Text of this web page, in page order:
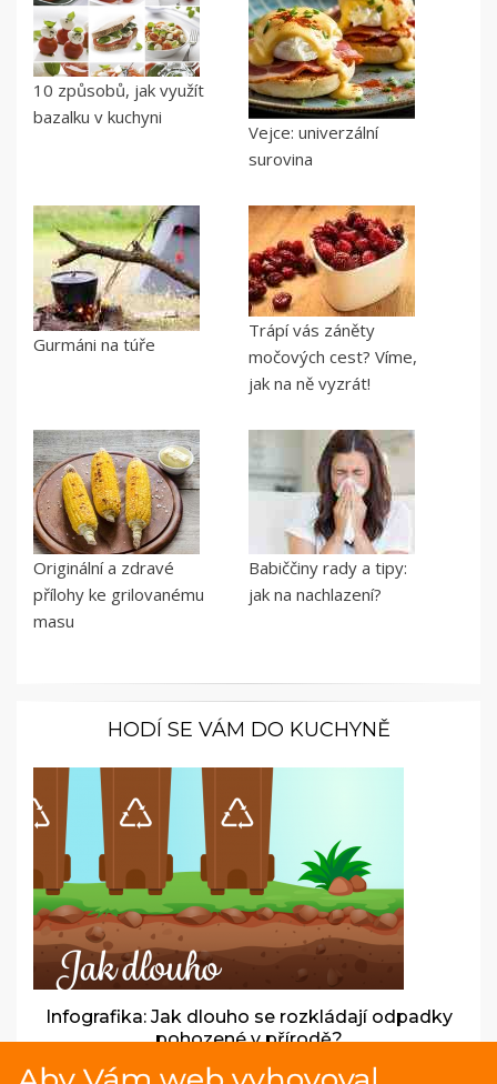
10 způsobů, jak využít
bazalku v kuchyni
Vejce: univerzální
surovina
Gurmáni na túře
Trápí vás záněty
močových cest? Víme,
jak na ně vyzrát!
Originální a zdravé
přílohy ke grilovanému
masu
Babiččiny rady a tipy:
jak na nachlazení?
HODÍ SE VÁM DO KUCHYNĚ
Infografika: Jak dlouho se rozkládají odpadky
pohozené v přírodě?